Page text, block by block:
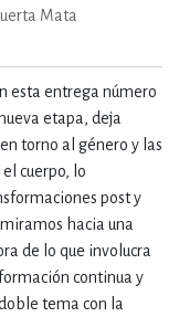
Mata
esta entrega número
etapa, deja
torno al género y las
cuerpo, lo
post y
hacia una
de lo que involucra
continua y
tema con la